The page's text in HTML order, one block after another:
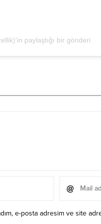
paylaştığı bir gönderi
e-posta adresim ve site